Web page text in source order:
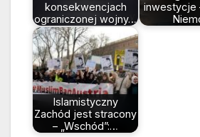
konsekwencjach
ograniczonej wojny…
inwestycje
Islamistyczny
Zachód jest stracony
– „Wschód”:…